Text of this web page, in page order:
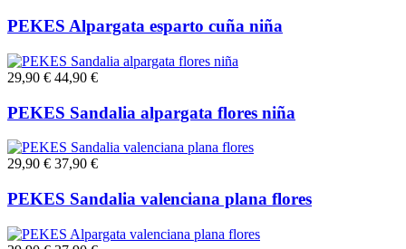
PEKES Alpargata esparto cuña niña
29,90 € 44,90 €
PEKES Sandalia alpargata flores niña
29,90 € 37,90 €
PEKES Sandalia valenciana plana flores